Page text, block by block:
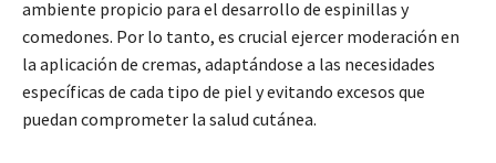
ambiente propicio para el desarrollo de espinillas y
comedones. Por lo tanto, es crucial ejercer moderación en
la aplicación de cremas, adaptándose a las necesidades
específicas de cada tipo de piel y evitando excesos que
puedan comprometer la salud cutánea.